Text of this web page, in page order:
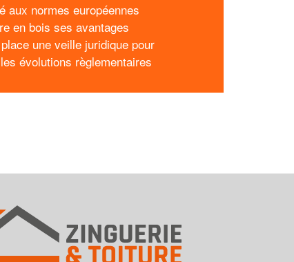
aux normes européennes
en bois ses avantages
une veille juridique pour
évolutions règlementaires